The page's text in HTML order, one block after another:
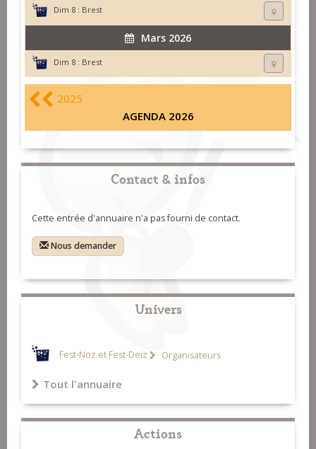
Dim 8 : Brest
Mars 2026
Dim 8 : Brest
2025
AGENDA 2026
Contact & infos
Cette entrée d'annuaire n'a pas fourni de contact.
Nous demander
Univers
Fest-Noz et Fest-Deiz Organisateurs
Tout l'annuaire
Actions